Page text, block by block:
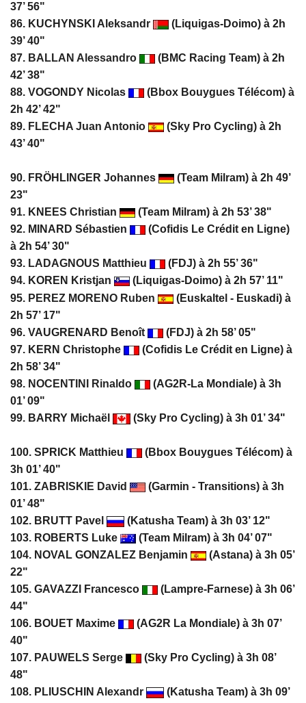
37’ 56"
86. KUCHYNSKI Aleksandr
(Liquigas-Doimo) à 2h
39’ 40"
87. BALLAN Alessandro
(BMC Racing Team) à 2h
42’ 38"
88. VOGONDY Nicolas
(Bbox Bouygues Télécom) à
2h 42’ 42"
89. FLECHA Juan Antonio
(Sky Pro Cycling) à 2h
43’ 40"
90. FRÖHLINGER Johannes
(Team Milram) à 2h 49’
23"
91. KNEES Christian
(Team Milram) à 2h 53’ 38"
92. MINARD Sébastien
(Cofidis Le Crédit en Ligne)
à 2h 54’ 30"
93. LADAGNOUS Matthieu
(FDJ) à 2h 55’ 36"
94. KOREN Kristjan
(Liquigas-Doimo) à 2h 57’ 11"
95. PEREZ MORENO Ruben
(Euskaltel - Euskadi) à
2h 57’ 17"
96. VAUGRENARD Benoît
(FDJ) à 2h 58’ 05"
97. KERN Christophe
(Cofidis Le Crédit en Ligne) à
2h 58’ 34"
98. NOCENTINI Rinaldo
(AG2R-La Mondiale) à 3h
01’ 09"
99. BARRY Michaël
(Sky Pro Cycling) à 3h 01’ 34"
100. SPRICK Matthieu
(Bbox Bouygues Télécom) à
3h 01’ 40"
101. ZABRISKIE David
(Garmin - Transitions) à 3h
01’ 48"
102. BRUTT Pavel
(Katusha Team) à 3h 03’ 12"
103. ROBERTS Luke
(Team Milram) à 3h 04’ 07"
104. NOVAL GONZALEZ Benjamin
(Astana) à 3h 05’
22"
105. GAVAZZI Francesco
(Lampre-Farnese) à 3h 06’
44"
106. BOUET Maxime
(AG2R La Mondiale) à 3h 07’
40"
107. PAUWELS Serge
(Sky Pro Cycling) à 3h 08’
48"
108. PLIUSCHIN Alexandr
(Katusha Team) à 3h 09’